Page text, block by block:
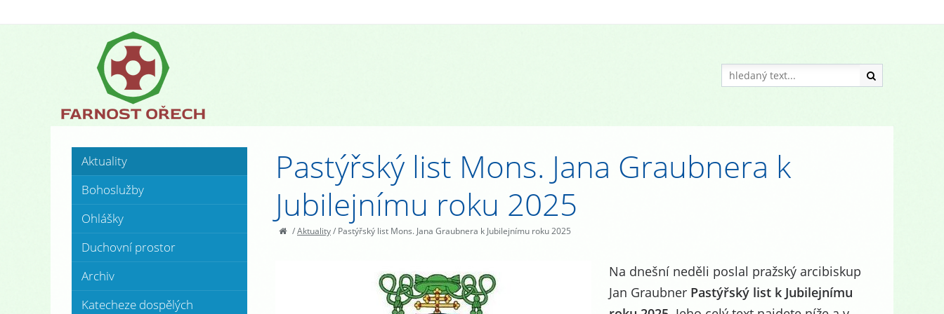
Pastýřský list Mons. Jana Graubnera k
Jubilejnímu roku 2025
/Aktuality/ Pastýřský list Mons. Jana Graubnera k Jubilejnímu roku 2025
Na dnešní neděli poslal pražský arcibiskup
Jan Graubner Pastýřský list k Jubilejnímu
Aktuality
Bohoslužby
Ohlášky
Duchovní prostor
Archiv
Katecheze dospělých